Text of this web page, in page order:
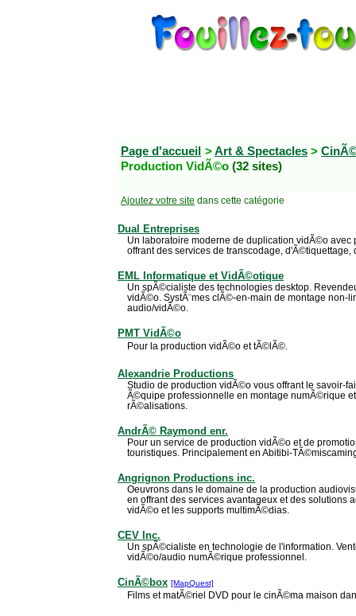
Page d'accueil >Art & Spectacles >
Production VidÃ©o (32 sites)
Ajoutez votre site dans cette catégorie
Dual Entreprises
Un laboratoire moderne de duplication vidÃ©o
offrant des services de transcodage, d'Ã©tiquettage,
EML Informatique et VidÃ©otique
Un spÃ©cialiste des technologies desktop.
vidÃ©o. SystÃ¨mes clÃ©-en-main de montage non-
audio/vidÃ©o.
PMT VidÃ©o
Pour la production vidÃ©o et tÃ©lÃ©.
Alexandrie Productions
Studio de production vidÃ©o vous offrant le savoir-
Ã©quipe professionnelle en montage numÃ©rique
rÃ©alisations.
AndrÃ© Raymond enr.
Pour un service de production vidÃ©o et de
touristiques. Principalement en Abitibi-
Angrignon Productions inc.
Oeuvrons dans le domaine de la production
en offrant des services avantageux et des solutions
vidÃ©o et les supports multimÃ©dias.
CEV Inc.
Un spÃ©cialiste en technologie de l'information.
vidÃ©o/audio numÃ©rique professionnel.
CinÃ©box [MapQuest]
Films et matÃ©riel DVD pour le cinÃ©ma maison